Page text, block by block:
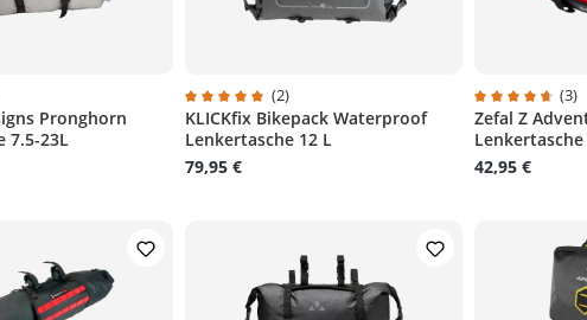
Bewertung von 5 von 5 Sternen
Pronghorn
7.5-23L
Durchschnittliche Bewertung von 5 von 5 Sternen
(2)
KLICKfix Bikepack Waterproof
Lenkertasche 12 L
79,95 €
(3)
Zefal Z
Lenkertasche
42,95 €